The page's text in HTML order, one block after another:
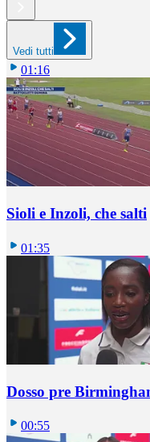
Vedi tutti
01:16
Sioli e Inzoli, che salti
01:35
Dosso pre
00:55